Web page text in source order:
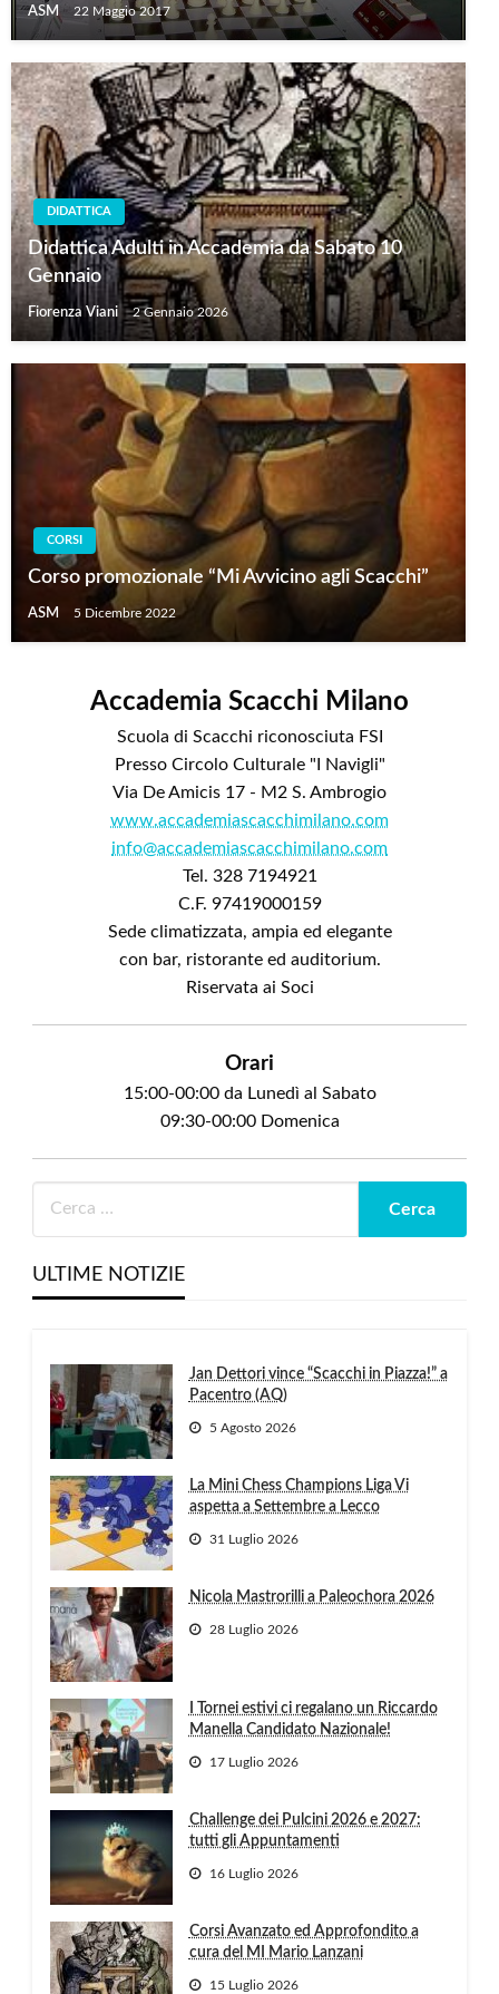
ASM 22 Maggio 2017
DIDATTICA
Didattica Adulti in Accademia da Sabato 10
Gennaio
Fiorenza Viani 2 Gennaio 2026
CORSI
Corso promozionale “Mi Avvicino agli Scacchi”
ASM 5 Dicembre 2022
Accademia Scacchi Milano
Scuola di Scacchi riconosciuta FSI
Presso Circolo Culturale "I Navigli"
Via De Amicis 17 - M2 S. Ambrogio
www.accademiascacchimilano.com
info@accademiascacchimilano.com
Tel. 328 7194921
C.F. 97419000159
Sede climatizzata, ampia ed elegante
con bar, ristorante ed auditorium.
Riservata ai Soci
Orari
15:00-00:00 da Lunedì al Sabato
09:30-00:00 Domenica
ULTIME NOTIZIE
Jan Dettori vince “Scacchi in Piazza!” a
Pacentro (AQ)
5 Agosto 2026
La Mini Chess Champions Liga Vi
aspetta a Settembre a Lecco
31 Luglio 2026
Nicola Mastrorilli a Paleochora 2026
28 Luglio 2026
I Tornei estivi ci regalano un Riccardo
Manella Candidato Nazionale!
17 Luglio 2026
Challenge dei Pulcini 2026 e 2027:
tutti gli Appuntamenti
16 Luglio 2026
Corsi Avanzato ed Approfondito a
cura del MI Mario Lanzani
15 Luglio 2026